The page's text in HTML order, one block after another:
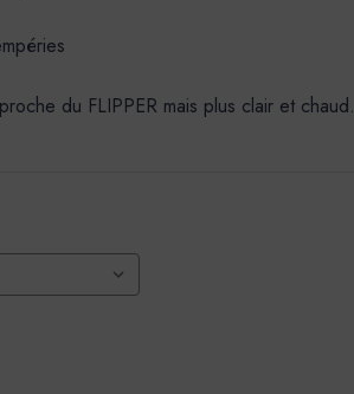
du FLIPPER mais plus clair et chaud.